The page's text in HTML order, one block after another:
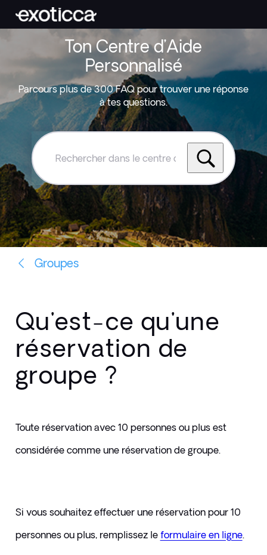
Ton Centre d’Aide
Personnalisé
Parcours plus de 300 FAQ pour trouver une réponse
à tes questions.
Rechercher
le
centre
d'aide
Exoticca
Groupes
Qu'est-ce qu'une
réservation de
groupe ?
Toute réservation avec 10 personnes ou plus est
considérée comme une réservation de groupe.
Si vous souhaitez effectuer une réservation pour 10
personnes ou plus, remplissez le formulaire en ligne.